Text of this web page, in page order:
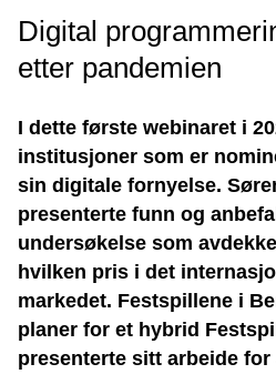
Digital
etter pandemien
I dette første webinaret i
institusjoner som er
sin digitale fornyelse.
presenterte funn og
undersøkelse som
hvilken pris i det
markedet. Festspillene i
planer for et hybrid
presenterte sitt arbeide